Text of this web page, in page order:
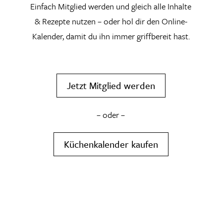
Einfach Mitglied werden und gleich alle Inhalte
& Rezepte nutzen – oder hol dir den Online-
Kalender, damit du ihn immer griffbereit hast.
Jetzt Mitglied werden
– oder –
Küchenkalender kaufen